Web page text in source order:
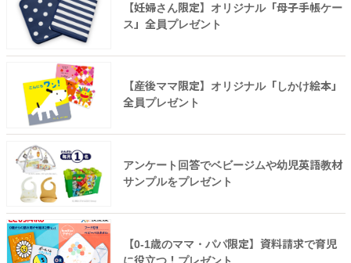
【妊婦さん限定】オリジナル「母子手帳ケー
ス」全員プレゼント
【産後ママ限定】オリジナル「しかけ絵本」
全員プレゼント
アンケート回答でベビージムや幼児英語教材
サンプルをプレゼント
【0-1歳のママ・パパ限定】資料請求で育児
に役立つ！プレゼント